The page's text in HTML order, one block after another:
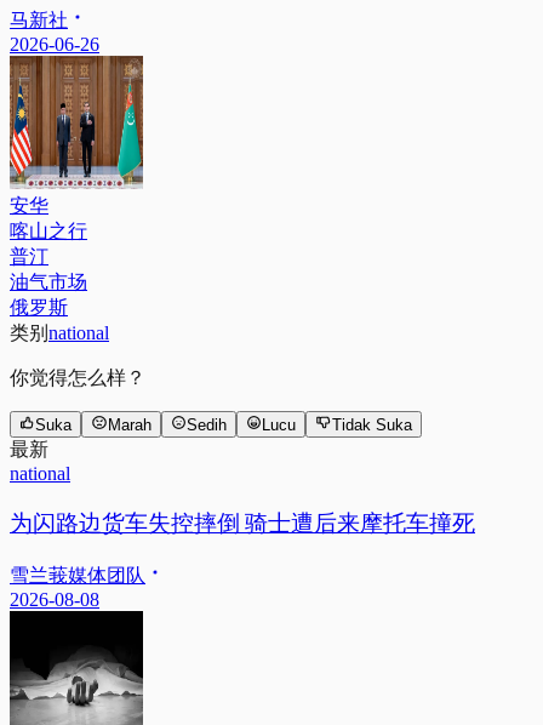
马新社
2026-06-26
安华
喀山之行
普汀
油气市场
俄罗斯
类别 national
你觉得怎么样？
Suka Marah Sedih Lucu Tidak Suka
最新
national
为闪路边货车失控摔倒 骑士遭后来摩托车撞死
雪兰莪媒体团队
2026-08-08